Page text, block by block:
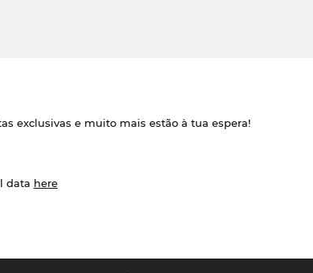
exclusivas e muito mais estão à tua espera!
data here